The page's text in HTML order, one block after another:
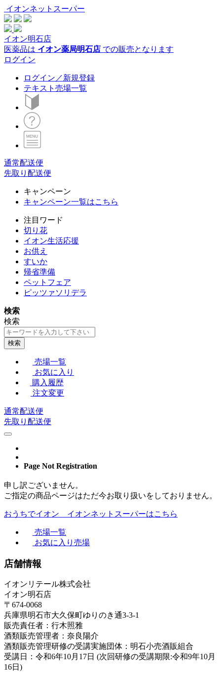
イオンネットスーパー
イオン明石店
医薬品は イオン薬局明石店 での販売となります
ログイン
ログイン／新規登録
テキスト売場一覧
通常配送便
先取り配送便
キャンペーン
キャンペーン一覧はこちら
注目ワード
切り花
イオン生活応援
お供え
すいか
帰省準備
ペットフェア
ピッツァソリデラ
検索
検索
検索
売場一覧
お気に入り
購入履歴
注文変更
通常配送便
先取り配送便
Page Not Registration
申し訳ございません。
ご指定の商品ページはただ今お取り扱いをしておりません。
おうちでイオン イオンネットスーパーはこちら
売場一覧
お気に入り売場
店舗情報
イオンリテール株式会社
イオン明石店
〒674-0068
兵庫県明石市大久保町ゆりのき通3-3-1
販売責任者：行木照雅
酒類販売管理者：奈良陽介
酒類販売管理研修の受講実施団体：明石小売酒販組合
受講日：令和6年10月17日 (次回研修の受講期限:令和9年10月
16日)